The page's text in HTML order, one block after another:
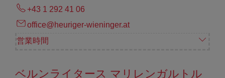
+43 1 292 41 06
office@heuriger-wieninger.at
営業時間
ベルンライタース マリレンガルトル